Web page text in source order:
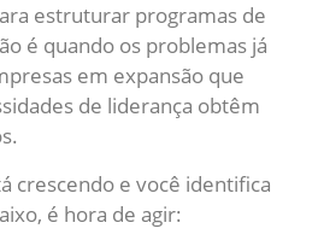
estruturar programas de
é quando os problemas já
em expansão que
de liderança obtêm
crescendo e você identifica
é hora de agir: